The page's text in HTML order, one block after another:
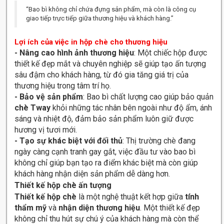
“Bao bì không chỉ chứa đựng sản phẩm, mà còn là công cụ
giao tiếp trực tiếp giữa thương hiệu và khách hàng.”
Lợi ích của việc in hộp chè cho thương hiệu
- Nâng cao hình ảnh thương hiệu: Một chiếc hộp được
thiết kế đẹp mắt và chuyên nghiệp sẽ giúp tạo ấn tượng
sâu đậm cho khách hàng, từ đó gia tăng giá trị của
thương hiệu trong tâm trí họ.
- Bảo vệ sản phẩm: Bao bì chất lượng cao giúp bảo quản
chè Tway khỏi những tác nhân bên ngoài như độ ẩm, ánh
sáng và nhiệt độ, đảm bảo sản phẩm luôn giữ được
hương vị tươi mới.
- Tạo sự khác biệt với đối thủ: Thị trường chè đang
ngày càng cạnh tranh gay gắt, việc đầu tư vào bao bì
không chỉ giúp bạn tạo ra điểm khác biệt mà còn giúp
khách hàng nhận diện sản phẩm dễ dàng hơn.
Thiết kế hộp chè ấn tượng
Thiết kế hộp chè là một nghệ thuật kết hợp giữatính
thẩm mỹ và nhận diện thương hiệu. Một thiết kế đẹp
không chỉ thu hút sự chú ý của khách hàng mà còn thể